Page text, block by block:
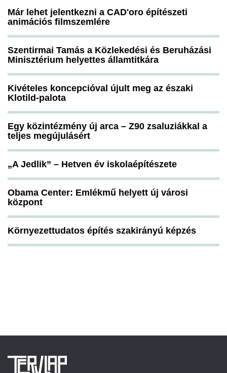
Már lehet jelentkezni a CAD'oro építészeti
animációs filmszemlére
Szentirmai Tamás a Közlekedési és Beruházási
Minisztérium helyettes államtitkára
Kivételes koncepcióval újult meg az északi
Klotild-palota
Egy közintézmény új arca – Z90 zsaluziákkal a
teljes megújulásért
„A Jedlik” – Hetven év iskolaépítészete
Obama Center: Emlékmű helyett új városi
központ
Környezettudatos építés szakirányú képzés